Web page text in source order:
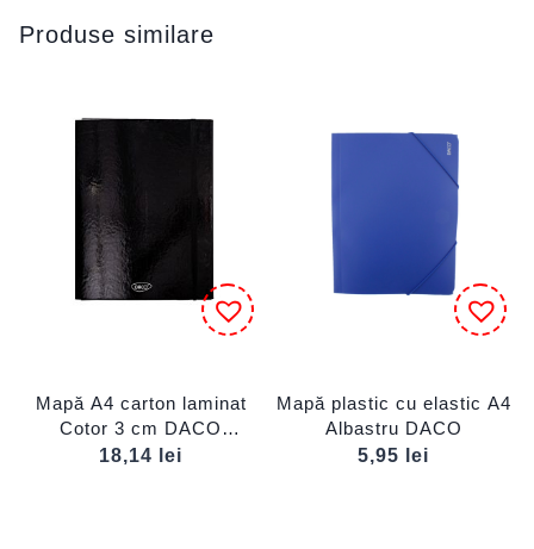
Produse similare
Mapă A4 carton laminat
Cotor 3 cm DACO
MR003N
18,14 lei
Mapă plastic cu elastic A4
Albastru DACO
5,95
lei